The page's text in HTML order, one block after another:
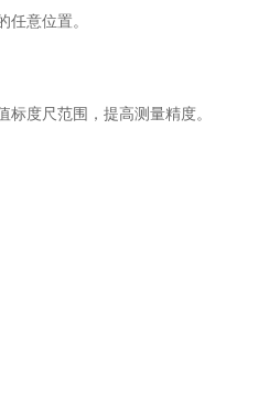
任意位置。
度尺范围，提高测量精度。